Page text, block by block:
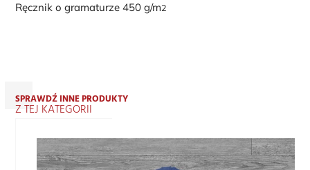
Ręcznik o gramaturze 450 g/m2
SPRAWDŹ INNE PRODUKTY
Z TEJ KATEGORII